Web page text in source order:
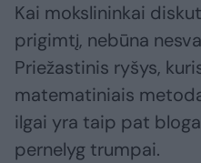
Kai mokslininkai
prigimtį, nebūna
Priežastinis ryšys,
matematiniais
ilgai yra taip pat
pernelyg trumpai.